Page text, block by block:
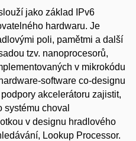
jako základ IPv6
hardwaru. Je
poli, pamětmi a další
tzv. nanoprocesorů,
v mikrokódu
software co-designu
akcelerátoru zajistit,
choval
v designu hradlového
Lookup Processor.